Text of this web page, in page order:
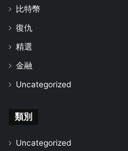
比特幣
復仇
精選
金融
Uncategorized
類別
Uncategorized